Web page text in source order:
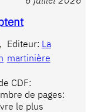
Editeur: La
martinière
CDF:
de pages:
le plus